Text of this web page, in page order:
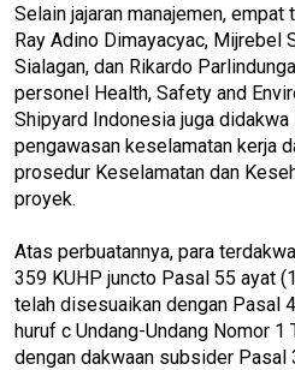
Selain jajaran manajemen,
Ray Adino Dimayacyac, Mijrebel
Sialagan, dan Rikardo
personel Health, Safety and
Shipyard Indonesia juga didakwa
pengawasan keselamatan kerja
prosedur Keselamatan dan
proyek.
Atas perbuatannya, para
359 KUHP juncto Pasal 55 ayat
telah disesuaikan dengan Pasal
huruf c Undang-Undang Nomor 1
dengan dakwaan subsider Pasal